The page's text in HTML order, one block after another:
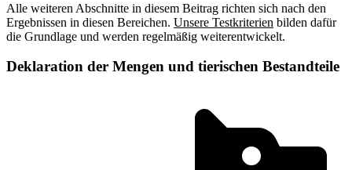
Alle weiteren Abschnitte in diesem Beitrag richten sich nach den
Ergebnissen in diesen Bereichen. Unsere Testkriterien bilden dafür
die Grundlage und werden regelmäßig weiterentwickelt.
Deklaration der Mengen und tierischen Bestandteile